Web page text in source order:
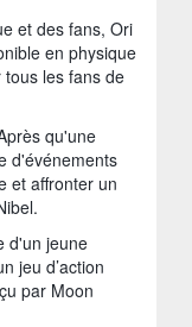
et des fans, Ori
en physique
les fans de
qu'une
d'événements
et affronter un
d'un jeune
jeu d’action
par Moon